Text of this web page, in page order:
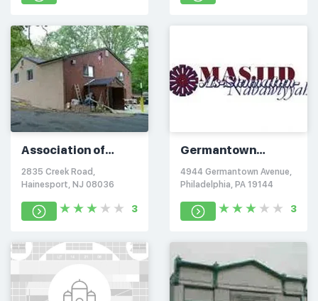
Association of
Bosniaks of
Delaware Valley-
2835 Creek Road,
Hainesport, NJ 08036
3
Germantown
Masjid
4944 Germantown Avenue,
Philadelphia, PA 19144
3